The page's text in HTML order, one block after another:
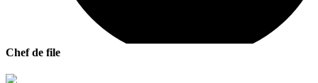
Chef de file